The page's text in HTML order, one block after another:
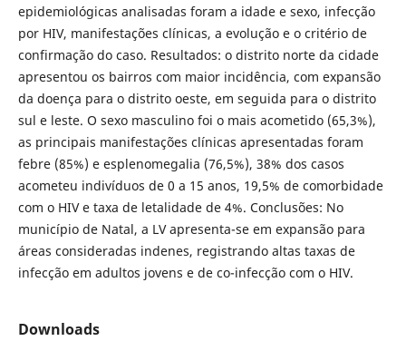
epidemiológicas analisadas foram a idade e sexo, infecção
por HIV, manifestações clínicas, a evolução e o critério de
confirmação do caso. Resultados: o distrito norte da cidade
apresentou os bairros com maior incidência, com expansão
da doença para o distrito oeste, em seguida para o distrito
sul e leste. O sexo masculino foi o mais acometido (65,3%),
as principais manifestações clínicas apresentadas foram
febre (85%) e esplenomegalia (76,5%), 38% dos casos
acometeu indivíduos de 0 a 15 anos, 19,5% de comorbidade
com o HIV e taxa de letalidade de 4%. Conclusões: No
município de Natal, a LV apresenta-se em expansão para
áreas consideradas indenes, registrando altas taxas de
infecção em adultos jovens e de co-infecção com o HIV.
Downloads